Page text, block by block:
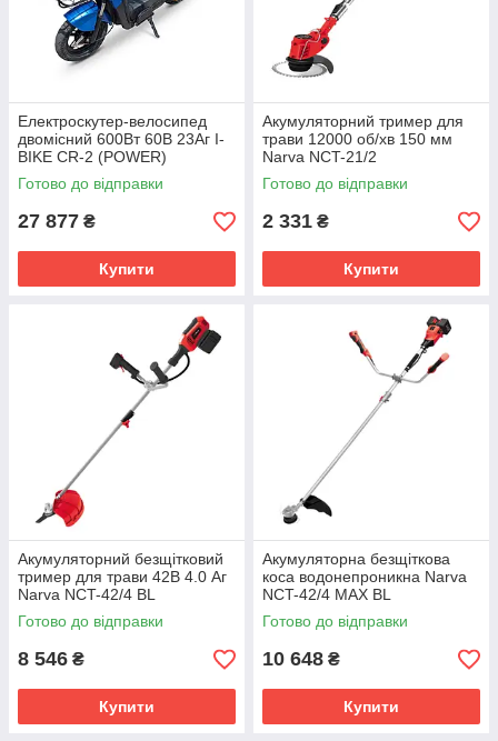
Електроскутер-велосипед
двомісний 600Вт 60В 23Аг I-
BIKE CR-2 (POWER)
Готово до відправки
27 877 ₴
Купити
Акумуляторний тример для
трави 12000 об/хв 150 мм
Narva NCT-21/2
Готово до відправки
2 331 ₴
Купити
Акумуляторний безщітковий
тример для трави 42В 4.0 Аг
Narva NCT-42/4 BL
Готово до відправки
8 546 ₴
Купити
Акумуляторна безщіткова
коса водонепроникна Narva
NCT-42/4 MAX BL
Готово до відправки
10 648 ₴
Купити